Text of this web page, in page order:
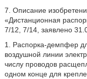
7. Описание
«Дистанционная
7/12, 7/14, заявлено
1. Распорка-демпфер
воздушной линии
числу проводов
одном конце для